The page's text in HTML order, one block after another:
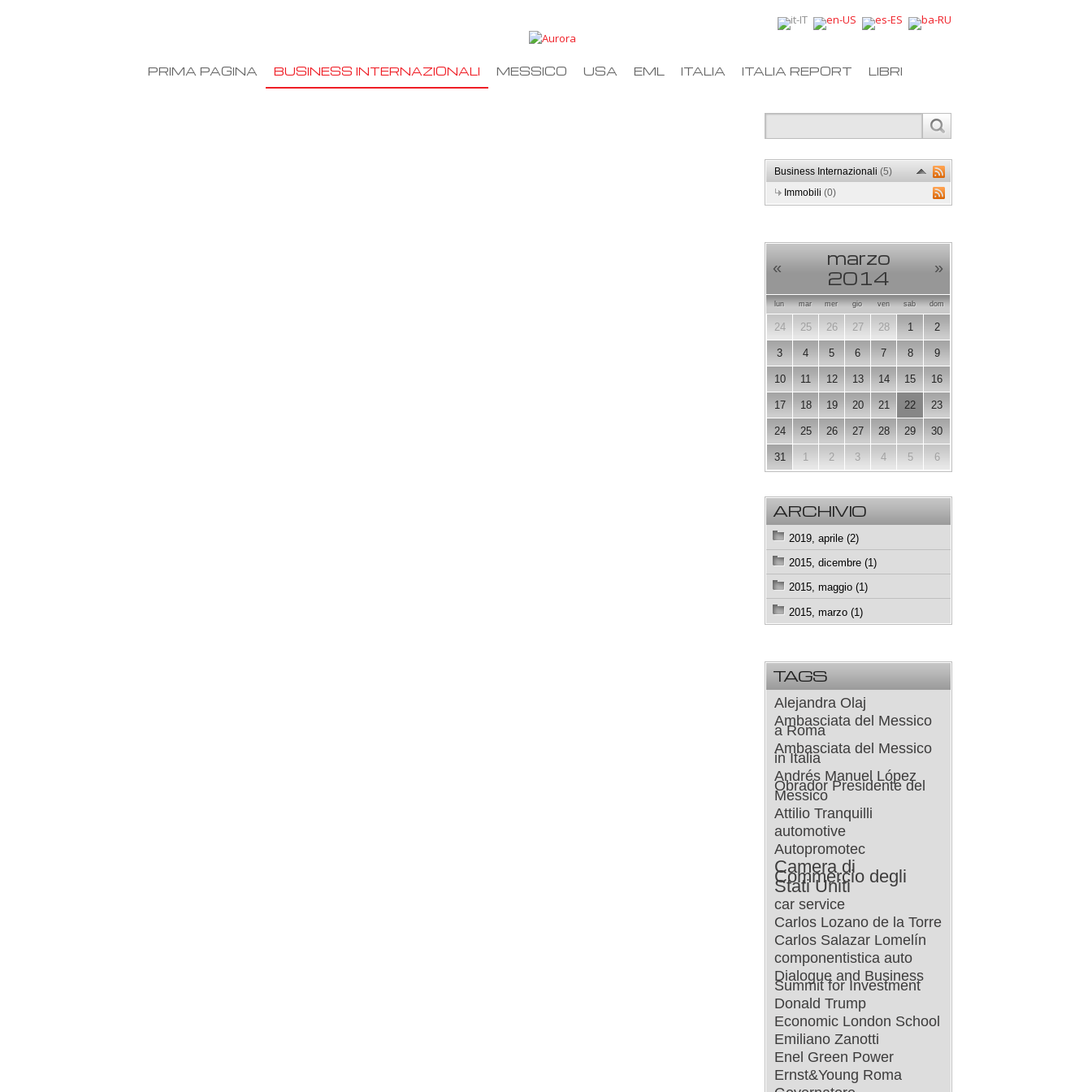
PRIMA PAGINA BUSINESS INTERNAZIONALI MESSICO USA EML ITALIA ITALIA REPORT LIBRI
Business Internazionali(5)
Immobili(0)
«
marzo
2014
»
lun mar mer gio ven sab dom
24 25 26 27 28 1 2
3 4 5 6 7 8 9
10 11 12 13 14 15 16
17 18 19 20 21 22 23
24 25 26 27 28 29 30
31 1 2 3 4 5 6
ARCHIVIO
2019, aprile (2)
2015, dicembre (1)
2015, maggio (1)
2015, marzo (1)
TAGS
Alejandra Olaj
Ambasciata del Messico
a Roma
Ambasciata del Messico
in Italia
Andrés Manuel López
Obrador Presidente del
Messico
Attilio Tranquilli
automotive
Autopromotec
Camera di
Commercio degli
Stati Uniti
car service
Carlos Lozano de la Torre
Carlos Salazar Lomelín
componentistica auto
Dialogue and Business
Summit for Investment
Donald Trump
Economic London School
Emiliano Zanotti
Enel Green Power
Ernst&Young Roma